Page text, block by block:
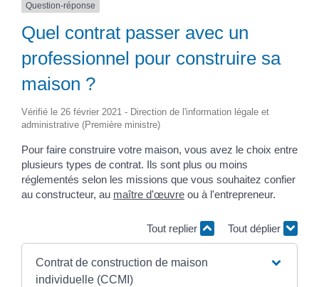
Question-réponse
Quel contrat passer avec un
professionnel pour construire sa
maison ?
Vérifié le 26 février 2021 - Direction de l'information légale et
administrative (Première ministre)
Pour faire construire votre maison, vous avez le choix entre
plusieurs types de contrat. Ils sont plus ou moins
réglementés selon les missions que vous souhaitez confier
au constructeur, au maître d'œuvre ou à l'entrepreneur.
Tout replier Tout déplier
Contrat de construction de maison
individuelle (CCMI)